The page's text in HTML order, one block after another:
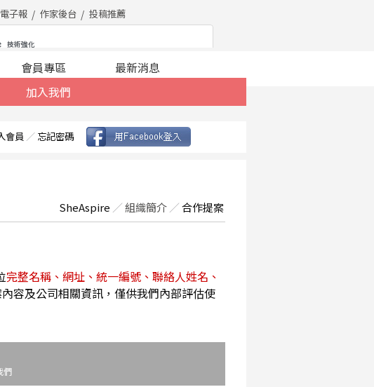
子報 作家後台 投稿推薦
加入我們
會員專區 最新消息
會員 ／ 忘記密碼
SheAspire ／組織簡介 ／合作提案
完整名稱、網址、統一編號、聯絡人姓名、
容及公司相關資訊，僅供我們內部評估使
們